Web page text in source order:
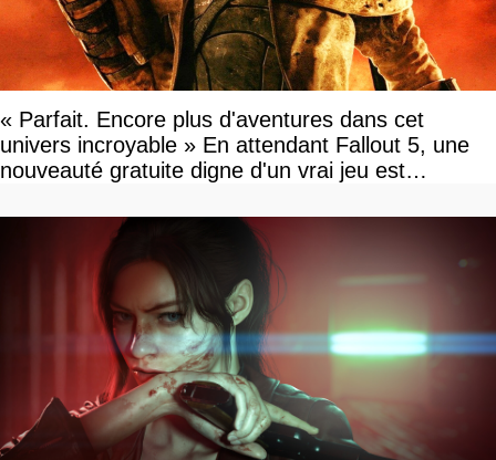
« Parfait. Encore plus d'aventures dans cet
univers incroyable » En attendant Fallout 5, une
nouveauté gratuite digne d'un vrai jeu est